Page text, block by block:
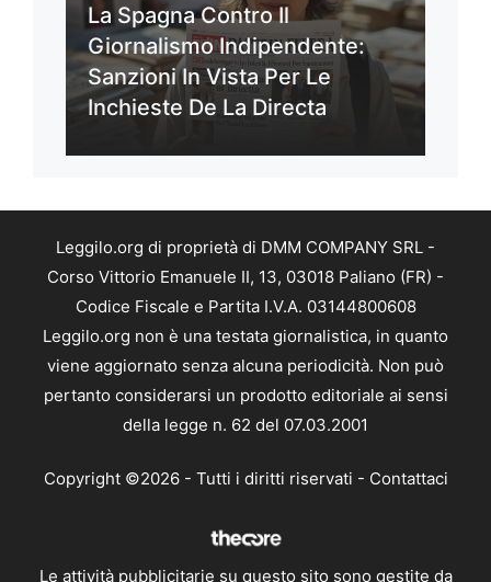
La Spagna Contro Il
Giornalismo Indipendente:
Sanzioni In Vista Per Le
Inchieste De La Directa
Leggilo.org di proprietà di DMM COMPANY SRL -
Corso Vittorio Emanuele II, 13, 03018 Paliano (FR) -
Codice Fiscale e Partita I.V.A. 03144800608
Leggilo.org non è una testata giornalistica, in quanto
viene aggiornato senza alcuna periodicità. Non può
pertanto considerarsi un prodotto editoriale ai sensi
della legge n. 62 del 07.03.2001
Copyright ©2026 - Tutti i diritti riservati - Contattaci
Le attività pubblicitarie su questo sito sono gestite da